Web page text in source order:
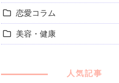
恋愛コラム
美容・健康
人気記事